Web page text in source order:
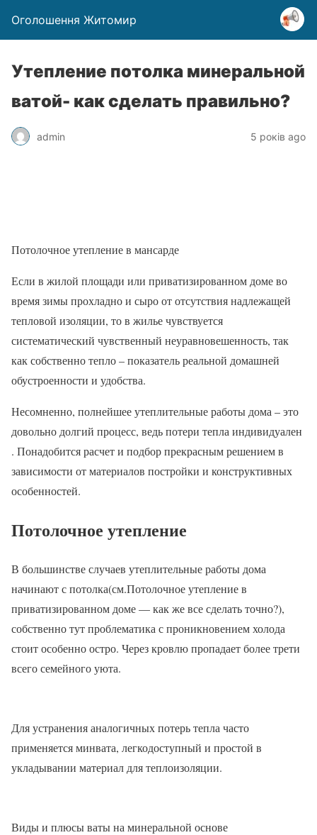
Оголошення Житомир
Утепление потолка минеральной
ватой- как сделать правильно?
admin 5 років ago
Потолочное утепление в мансарде
Если в жилой площади или приватизированном доме во
время зимы прохладно и сыро от отсутствия надлежащей
тепловой изоляции, то в жилье чувствуется
систематический чувственный неуравновешенность, так
как собственно тепло – показатель реальной домашней
обустроенности и удобства.
Несомненно, полнейшее утеплительные работы дома – это
довольно долгий процесс, ведь потери тепла индивидуален
. Понадобится расчет и подбор прекрасным решением в
зависимости от материалов постройки и конструктивных
особенностей.
Потолочное утепление
В большинстве случаев утеплительные работы дома
начинают с потолка(см.Потолочное утепление в
приватизированном доме — как же все сделать точно?),
собственно тут проблематика с проникновением холода
стоит особенно остро. Через кровлю пропадает более трети
всего семейного уюта.
Для устранения аналогичных потерь тепла часто
применяется минвата, легкодоступный и простой в
укладывании материал для теплоизоляции.
Виды и плюсы ваты на минеральной основе